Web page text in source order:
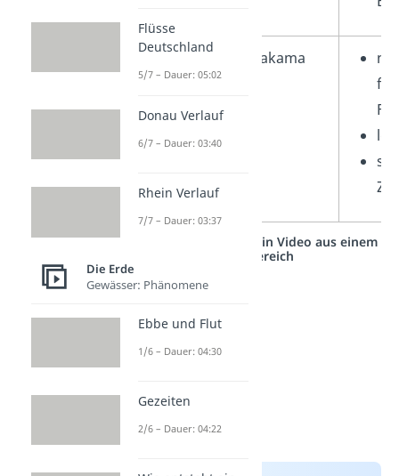
Yakama
für
Studyflix vernetzt: Hier ein Video aus einem
anderen Bereich
Flüsse
Deutschland
5/7 – Dauer: 05:02
Donau Verlauf
6/7 – Dauer: 03:40
Rhein Verlauf
7/7 – Dauer: 03:37
Die Erde
Gewässer: Phänomene
Ebbe und Flut
1/6 – Dauer: 04:30
Gezeiten
2/6 – Dauer: 04:22